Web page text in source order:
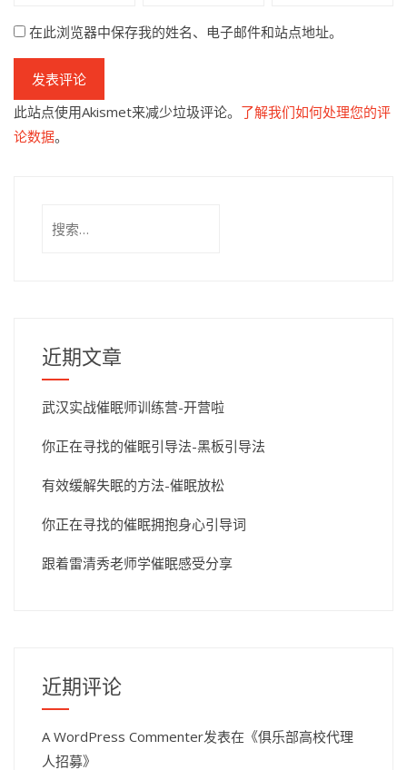
在此浏览器中保存我的姓名、电子邮件和站点地址。
此站点使用Akismet来减少垃圾评论。 了解我们如何处理您的评
论数据。
索：
近期文章
武汉实战催眠师训练营-开营啦
你正在寻找的催眠引导法-黑板引导法
有效缓解失眠的方法-催眠放松
你正在寻找的催眠拥抱身心引导词
跟着雷清秀老师学催眠感受分享
近期评论
A WordPress Commenter发表在《俱乐部高校代理
人招募》